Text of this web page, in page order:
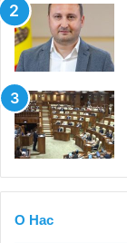
О Нас